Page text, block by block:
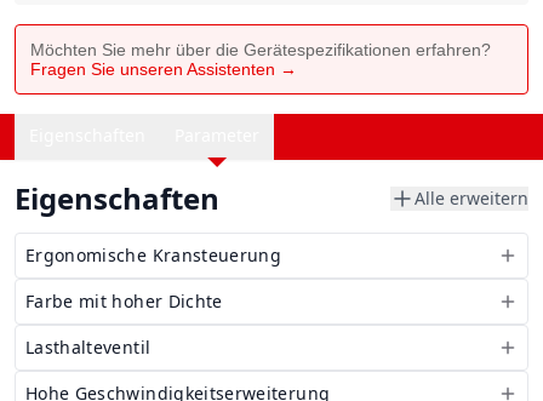
Möchten Sie mehr über die Gerätespezifikationen erfahren?
Fragen Sie unseren Assistenten →
Eigenschaften Alle erweitern
Ergonomische Kransteuerung
Farbe mit hoher Dichte
Lasthalteventil
Hohe Geschwindigkeitserweiterung